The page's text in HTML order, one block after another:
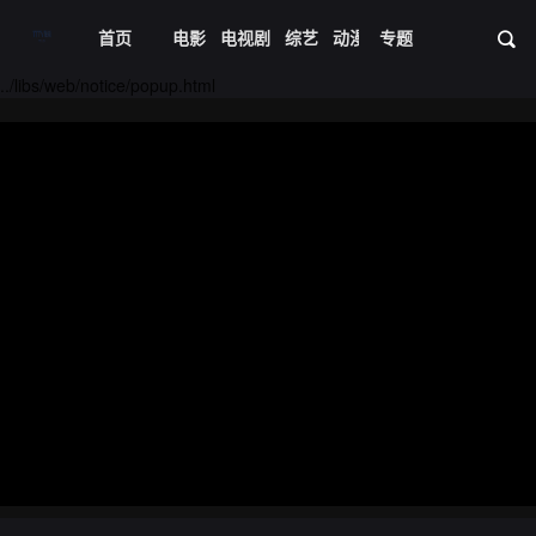
首页 电影 电视剧 综艺 动漫 短剧大全 资
专题